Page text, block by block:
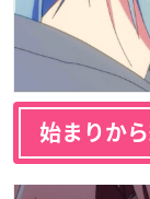
始まりか